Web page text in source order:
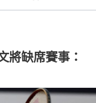
將缺席賽事：